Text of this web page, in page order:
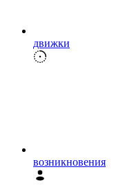
движки
возникновения